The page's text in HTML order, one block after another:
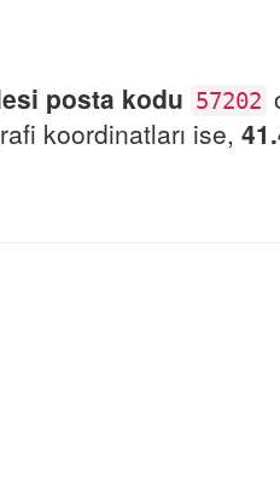
posta kodu 57202
koordinatları ise,